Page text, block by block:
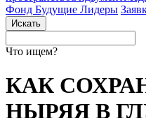
Фонд Будущие Лидеры
Что ищем?
КАК
НЫРЯЯ В